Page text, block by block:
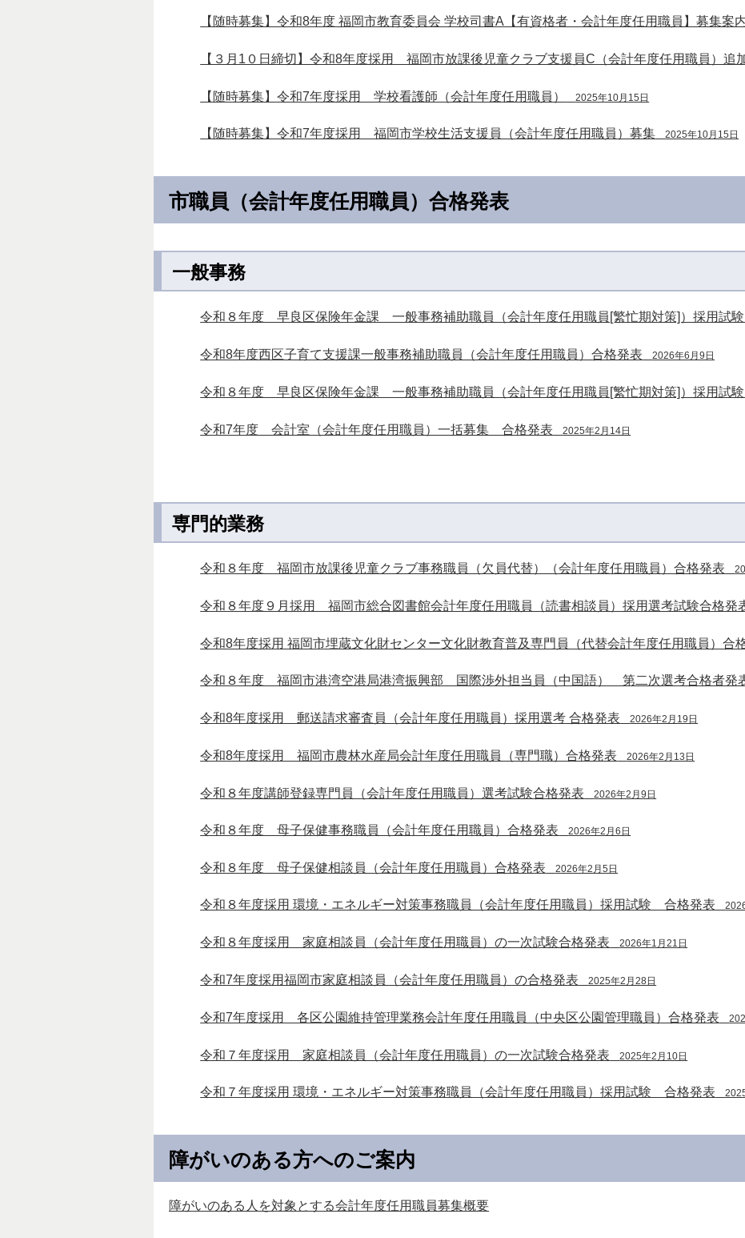
【随時募集】令和8年度 福岡市教育委員会 学校司書A【有資格者・会計年度任用職員】募集案
【３月1０日締切】令和8年度採用 福岡市放課後児童クラブ支援員C（会計年度任用職員）追
【随時募集】令和7年度採用 学校看護師（会計年度任用職員） 2025年10月15日
【随時募集】令和7年度採用 福岡市学校生活支援員（会計年度任用職員）募集 2025年10月15日
市職員（会計年度任用職員）合格発表
一般事務
令和８年度 早良区保険年金課 一般事務補助職員（会計年度任用職員[繁忙期対策]）採用試
令和8年度西区子育て支援課一般事務補助職員（会計年度任用職員）合格発表 2026年6月9日
令和８年度 早良区保険年金課 一般事務補助職員（会計年度任用職員[繁忙期対策]）採用試
令和7年度 会計室（会計年度任用職員）一括募集 合格発表 2025年2月14日
専門的業務
令和８年度 福岡市放課後児童クラブ事務職員（欠員代替）（会計年度任用職員）合格発表
令和８年度９月採用 福岡市総合図書館会計年度任用職員（読書相談員）採用選考試験合格発
令和8年度採用 福岡市埋蔵文化財センター文化財教育普及専門員（代替会計年度任用職員）合
令和８年度 福岡市港湾空港局港湾振興部 国際渉外担当員（中国語） 第二次選考合格者発
令和8年度採用 郵送請求審査員（会計年度任用職員）採用選考 合格発表 2026年2月19日
令和8年度採用 福岡市農林水産局会計年度任用職員（専門職）合格発表 2026年2月13日
令和８年度講師登録専門員（会計年度任用職員）選考試験合格発表 2026年2月9日
令和８年度 母子保健事務職員（会計年度任用職員）合格発表 2026年2月6日
令和８年度 母子保健相談員（会計年度任用職員）合格発表 2026年2月5日
令和８年度採用 環境・エネルギー対策事務職員（会計年度任用職員）採用試験 合格発表
令和８年度採用 家庭相談員（会計年度任用職員）の一次試験合格発表 2026年1月21日
令和7年度採用福岡市家庭相談員（会計年度任用職員）の合格発表 2025年2月28日
令和7年度採用 各区公園維持管理業務会計年度任用職員（中央区公園管理職員）合格発表
令和７年度採用 家庭相談員（会計年度任用職員）の一次試験合格発表 2025年2月10日
令和７年度採用 環境・エネルギー対策事務職員（会計年度任用職員）採用試験 合格発表
障がいのある方へのご案内
障がいのある人を対象とする会計年度任用職員募集概要